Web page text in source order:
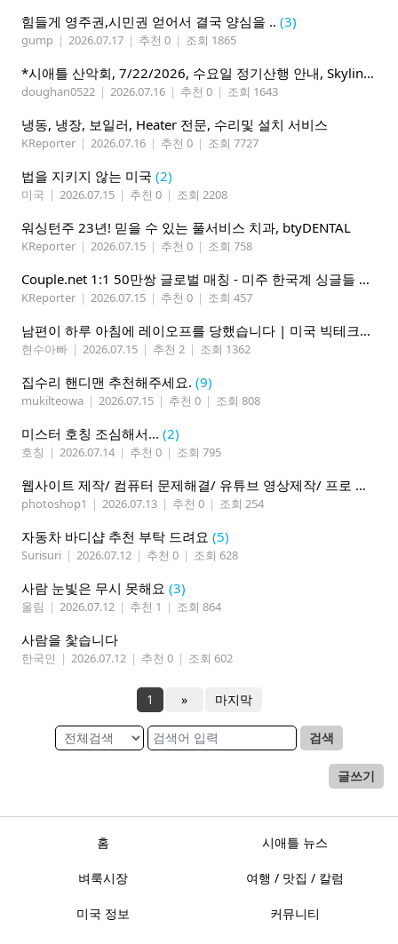
힘들게 영주권,시민권 얻어서 결국 양심을 .. (3)
gump | 2026.07.17 | 추천 0 | 조회 1865
*시애틀 산악회, 7/22/2026, 수요일 정기산행 안내, Skyline Trail Loop(Mt. Rainier)*
doughan0522 | 2026.07.16 | 추천 0 | 조회 1643
냉동, 냉장, 보일러, Heater 전문, 수리및 설치 서비스
KReporter | 2026.07.16 | 추천 0 | 조회 7727
법을 지키지 않는 미국 (2)
미국 | 2026.07.15 | 추천 0 | 조회 2208
워싱턴주 23년! 믿을 수 있는 풀서비스 치과, btyDENTAL
KReporter | 2026.07.15 | 추천 0 | 조회 758
Couple.net 1:1 50만쌍 글로벌 매칭 - 미주 한국계 싱글들 모이세요
KReporter | 2026.07.15 | 추천 0 | 조회 457
남편이 하루 아침에 레이오프를 당했습니다 | 미국 빅테크의 현실
현수아빠 | 2026.07.15 | 추천 2 | 조회 1362
집수리 핸디맨 추천해주세요. (9)
mukilteowa | 2026.07.15 | 추천 0 | 조회 808
미스터 호칭 조심해서... (2)
호칭 | 2026.07.14 | 추천 0 | 조회 795
웹사이트 제작/ 컴퓨터 문제해결/ 유튜브 영상제작/ 프로 사진촬영
photoshop1 | 2026.07.13 | 추천 0 | 조회 254
자동차 바디샵 추천 부탁 드려요 (5)
Surisuri | 2026.07.12 | 추천 0 | 조회 628
사람 눈빛은 무시 못해요 (3)
올림 | 2026.07.12 | 추천 1 | 조회 864
사람을 찿습니다
한국인 | 2026.07.12 | 추천 0 | 조회 602
1 » 마지막
검색
글쓰기
홈 시애틀 뉴스
벼룩시장 여행 / 맛집 / 칼럼
미국 정보 커뮤니티